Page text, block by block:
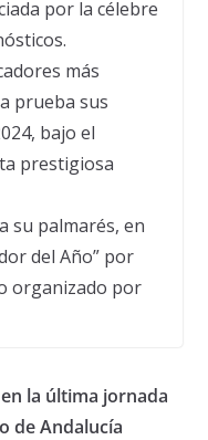
por la célebre
más
prueba sus
bajo el
prestigiosa
su palmarés, en
del Año” por
organizado por
la última jornada
de Andalucía